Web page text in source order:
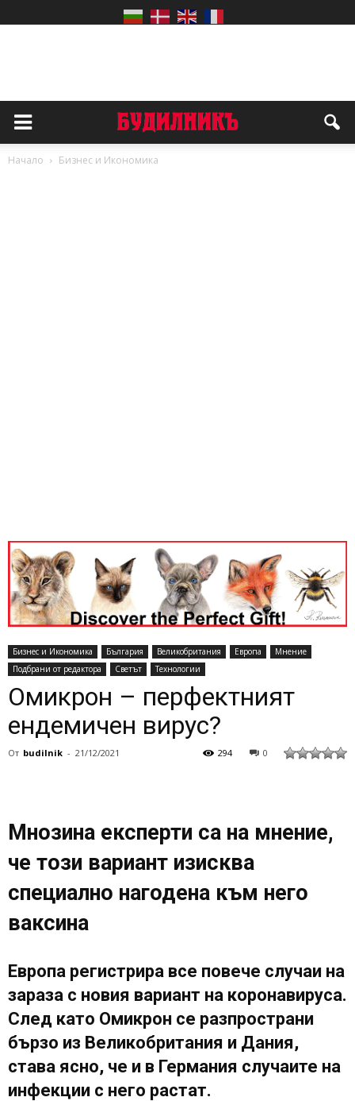
Начало Бизнес и Икономика
Бизнес и Икономика България Великобритания Европа
Мнение
Подбрани от редактора
Светът Технологии
Омикрон – перфектният
ендемичен вирус?
От budilnik - 21/12/2021 0
294
Мнозина експерти са на мнение,
че този вариант изисква
специално нагодена към него
ваксина
Европа регистрира все повече случаи на
зараза с новия вариант на коронавируса.
След като Омикрон се разпространи
бързо из Великобритания и Дания,
става ясно, че и в Германия случаите на
инфекции с него растат.